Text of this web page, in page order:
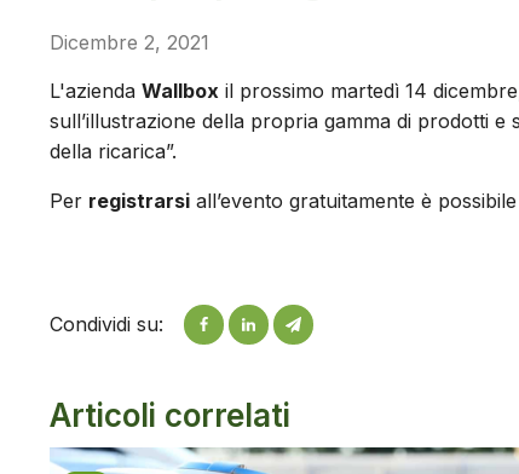
Dicembre 2, 2021
L'azienda Wallbox il prossimo martedì 14
sull’illustrazione della propria gamma di prodotti
della ricarica”.
Per registrarsi all’evento gratuitamente è
Condividi su:
Articoli correlati